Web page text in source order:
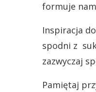
formuje
Inspiracja
spodni z
zazwyczaj
Pamiętaj